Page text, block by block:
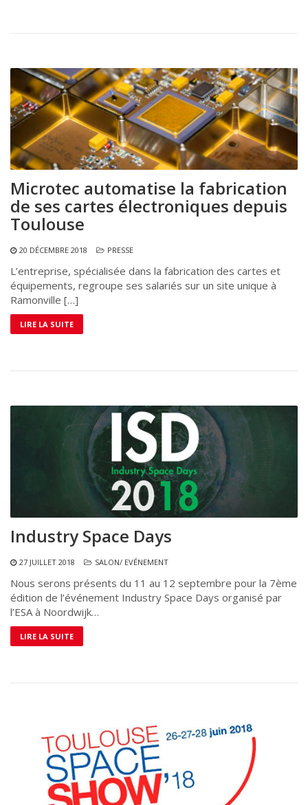
Microtec automatise la fabrication
de ses cartes électroniques depuis
Toulouse
20 DÉCEMBRE 2018 PRESSE
L’entreprise, spécialisée dans la fabrication des cartes et
équipements, regroupe ses salariés sur un site unique à
Ramonville […]
LIRE LA SUITE
Industry Space Days
27 JUILLET 2018 SALON/ EVÉNEMENT
Nous serons présents du 11 au 12 septembre pour la 7ème
édition de l’événement Industry Space Days organisé par
l’ESA à Noordwijk…
LIRE LA SUITE